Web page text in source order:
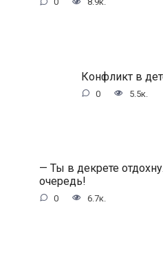
Конфликт в
0 5.5к.
— Ты в декрете
очередь!
0 6.7к.